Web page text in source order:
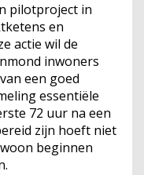
pilotproject in
en
actie wil de
inwoners
een goed
essentiële
72 uur na een
zijn hoeft niet
beginnen